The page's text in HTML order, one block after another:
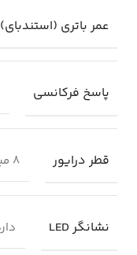
عمر باتری (استندبای)
پاسخ فرکانسی
قطر درایور 8 میلی‌متر
نشانگر LED